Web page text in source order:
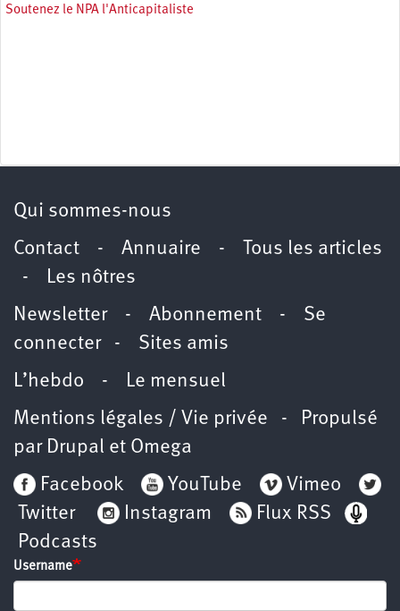
Soutenez le NPA l'Anticapitaliste
Qui sommes-nous
Contact - Annuaire - Tous les articles
-
Les nôtres
Newsletter- Abonnement - Se
connecter- Sites amis
L’hebdo -
Le mensuel
Mentions légales / Vie privée - Propulsé
par Drupal et Omega
Facebook
YouTube
Vimeo
Twitter
Instagram
Flux RSS
Podcasts
Username